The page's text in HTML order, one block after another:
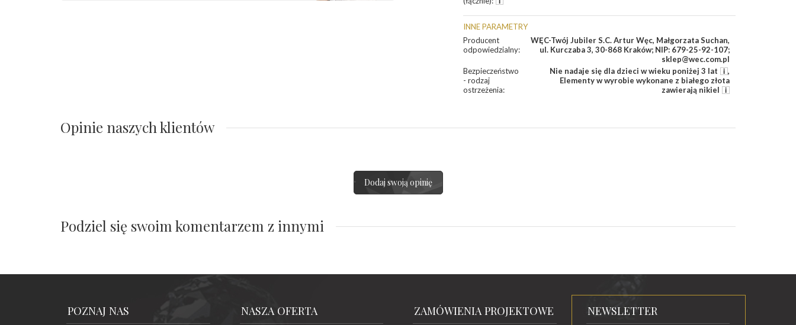
INNE PARAMETRY
Producent
odpowiedzialny:
WĘC-Twój Jubiler S.C. Artur Węc, Małgorzata Suchan,
ul. Kurczaba 3, 30-868 Kraków; NIP: 679-25-92-107;
sklep@wec.com.pl
Bezpieczeństwo
- rodzaj
ostrzeżenia:
Nie nadaje się dla dzieci w wieku poniżej 3 lat
,
Elementy w wyrobie wykonane z białego złota
zawierają nikiel
Opinie naszych klientów
Dodaj swoją opinię
Podziel się swoim komentarzem z innymi
POZNAJ NAS NASZA OFERTA ZAMÓWIENIA PROJEKTOWE NEWSLETTER